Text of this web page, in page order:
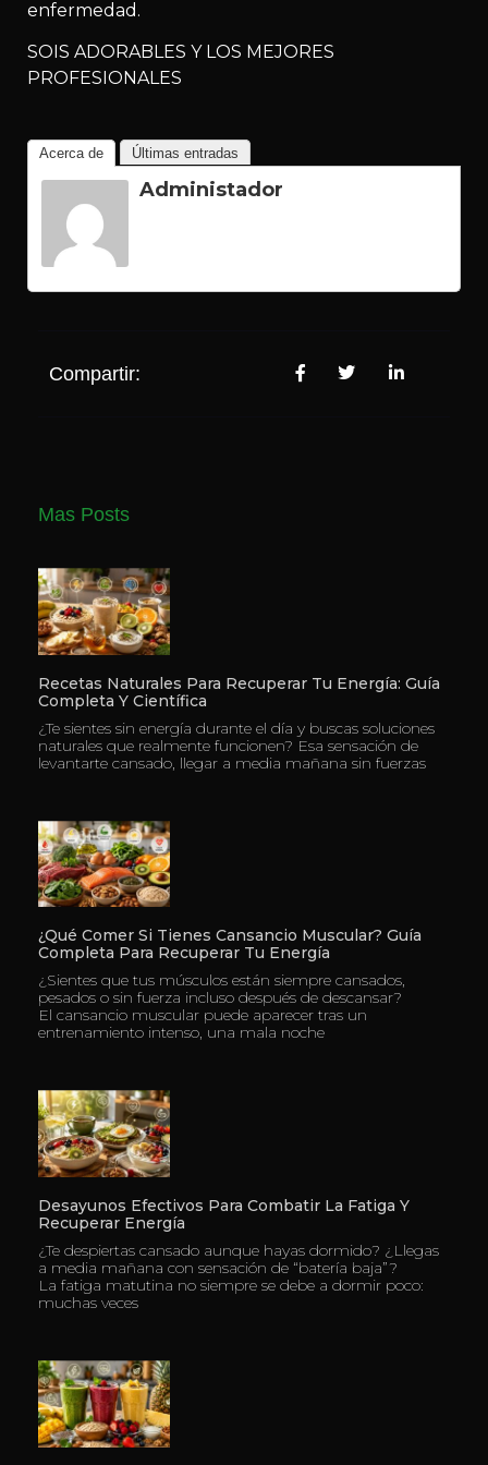
enfermedad.
SOIS ADORABLES Y LOS MEJORES
PROFESIONALES
Acerca de Últimas entradas
Administador
Compartir:
Mas Posts
Recetas Naturales Para Recuperar Tu Energía: Guía
Completa Y Científica
¿Te sientes sin energía durante el día y buscas soluciones
naturales que realmente funcionen? Esa sensación de
levantarte cansado, llegar a media mañana sin fuerzas
¿Qué Comer Si Tienes Cansancio Muscular? Guía
Completa Para Recuperar Tu Energía
¿Sientes que tus músculos están siempre cansados,
pesados o sin fuerza incluso después de descansar?
El cansancio muscular puede aparecer tras un
entrenamiento intenso, una mala noche
Desayunos Efectivos Para Combatir La Fatiga Y
Recuperar Energía
¿Te despiertas cansado aunque hayas dormido? ¿Llegas
a media mañana con sensación de “batería baja”?
La fatiga matutina no siempre se debe a dormir poco:
muchas veces